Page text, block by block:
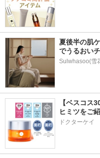
夏後半の肌
でうるおい
Sulwhasoo(雪
【ベスコス
ヒミツをご
ドクターケイ